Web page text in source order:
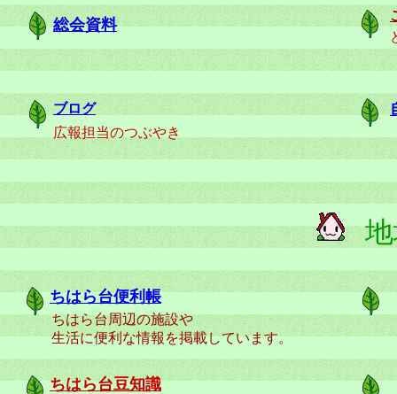
広報担当のつぶやき
ブログ
ちはら台周辺の施設や
生活に便利な情報を掲載しています。
ちはら台便利帳
ちはら台豆知識
総会資料